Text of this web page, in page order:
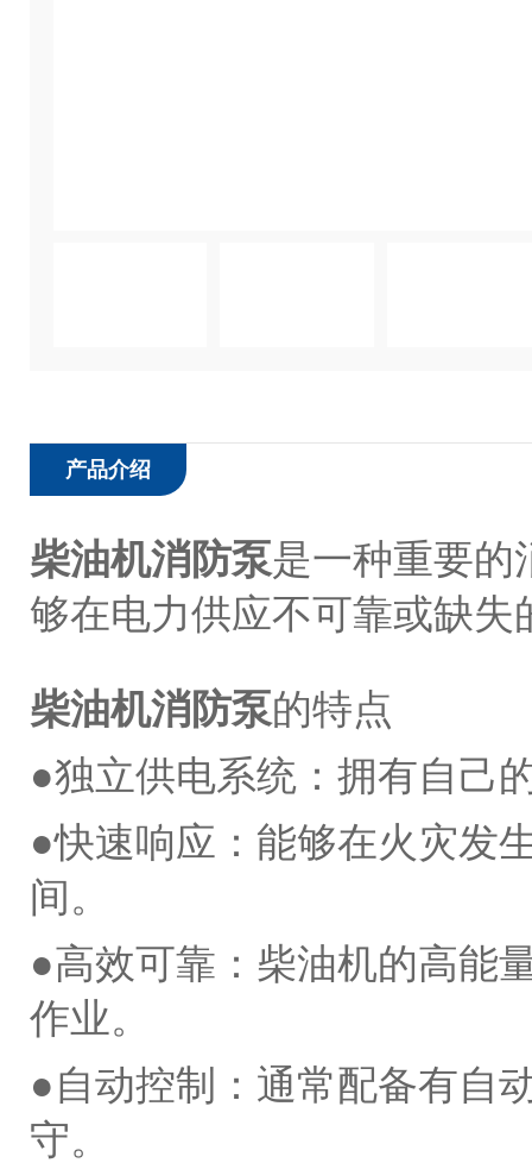
产品介绍
柴油机消防泵是一种重要的
够在电力供应不可靠或缺
柴油机消防泵的特点
●独立供电系统：拥有自己
●快速响应：能够在火灾发
间。
●高效可靠：柴油机的高能
作业。
●自动控制：通常配备有自
守。